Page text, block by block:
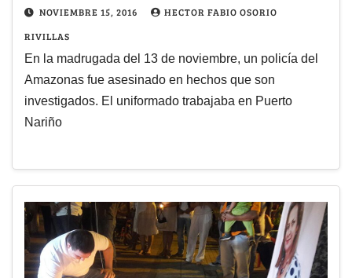
NOVIEMBRE 15, 2016
HECTOR FABIO OSORIO
RIVILLAS
En la madrugada del 13 de noviembre, un policía del
Amazonas fue asesinado en hechos que son
investigados. El uniformado trabajaba en Puerto
Nariño